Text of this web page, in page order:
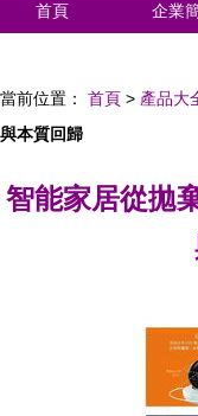
首頁 企業
當前位置： 首頁 > 產品大
與本質回歸
智能家居從拋